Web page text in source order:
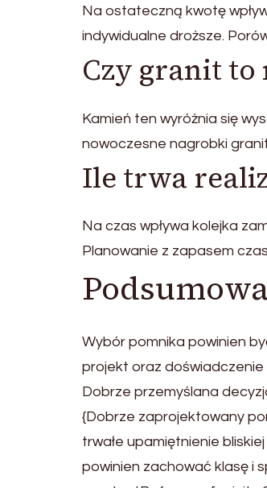
Na ostateczną kwotę
indywidualne droższe.
Czy granit to
Kamień ten wyróżnia się
nowoczesne nagrobki
Ile trwa
Na czas wpływa kolejka
Planowanie z zapasem
Wybór pomnika powinien
projekt oraz doświadczenie
Dobrze przemyślana
{Dobrze zaprojektowany
trwałe upamiętnienie
powinien zachować klasę i